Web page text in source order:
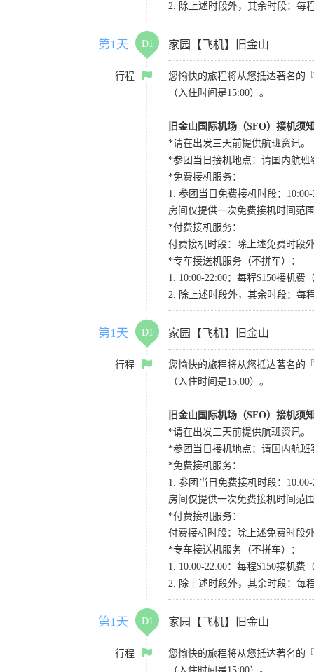
2. 除上述时段外，其余时段：每
第1天 D1 家园【飞机】旧金山
行程
您愉快的旅程将从您抵达著名的
（入住时间是15:00）。
旧金山国际机场（SFO）接机须
*请在出发三天前提供航班资讯。
*参团当日接机地点：请国内航班
*免费接机服务：
1. 参团当日免费接机时段：
房间仅提供一次免费接机时间范
*付费接机服务：
付费接机时段：除上述免费时段
*专车接送机服务（不拼车）：
1. 10:00-22:00：每程$150接机
2. 除上述时段外，其余时段：每
第1天 D1 家园【飞机】旧金山
行程
您愉快的旅程将从您抵达著名的
（入住时间是15:00）。
旧金山国际机场（SFO）接机须
*请在出发三天前提供航班资讯。
*参团当日接机地点：请国内航班
*免费接机服务：
1. 参团当日免费接机时段：
房间仅提供一次免费接机时间范
*付费接机服务：
付费接机时段：除上述免费时段
*专车接送机服务（不拼车）：
1. 10:00-22:00：每程$150接机
2. 除上述时段外，其余时段：每
第1天 D1 家园【飞机】旧金山
行程
您愉快的旅程将从您抵达著名的